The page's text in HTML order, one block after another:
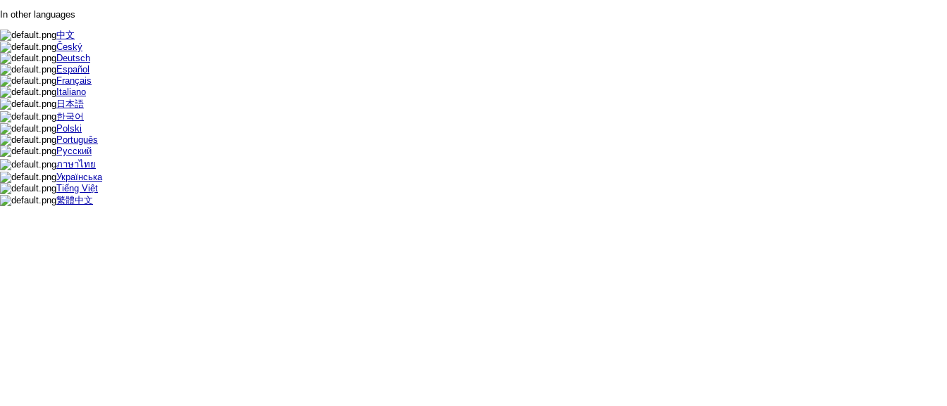
In other languages
中文
Český
Deutsch
Español
Français
Italiano
日本語
한국어
Polski
Português
Русский
ภาษาไทย
Українська
Tiếng Việt
繁體中文